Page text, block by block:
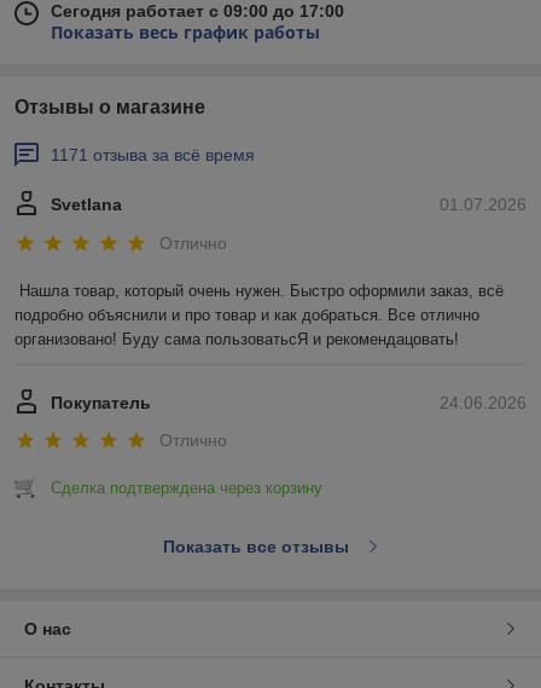
Сегодня работает с 09:00 до 17:00
Показать весь график работы
Отзывы о магазине
1171 отзыва за всё время
01.07.2026
Svetlana
Отлично
Нашла товар, который очень нужен. Быстро оформили заказ, всё
подробно объяснили и про товар и как добраться. Все отлично
организовано! Буду сама пользоватьсЯ и рекомендацовать!
24.06.2026
Покупатель
Отлично
Сделка подтверждена через корзину
Показать все отзывы
О нас